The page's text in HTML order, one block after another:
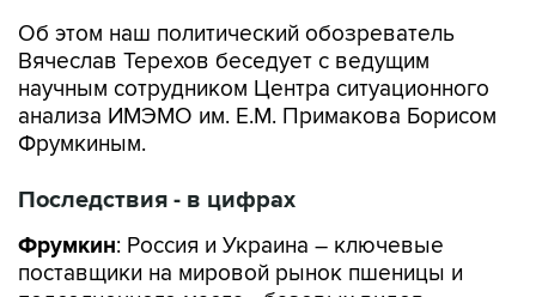
Об этом наш политический обозреватель
Вячеслав Терехов беседует с ведущим
научным сотрудником Центра ситуационного
анализа ИМЭМО им. Е.М. Примакова Борисом
Фрумкиным.
Последствия - в цифрах
Фрумкин: Россия и Украина – ключевые
поставщики на мировой рынок пшеницы и